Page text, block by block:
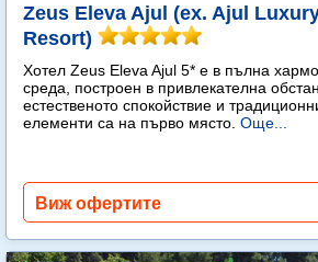
Zeus Eleva Ajul (ex. Ajul
Resort)
Хотел Zeus Eleva Ajul 5* е в пълна
среда, построен в привлекателна
естественото спокойствие и
елементи са на първо място. Още...
Виж офертите